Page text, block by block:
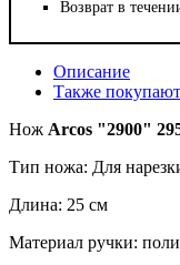
Возврат в
Описание
Также покупают
Нож Arcos "2900"
Тип ножа: Для
Длина: 25 cм
Материал ручки: